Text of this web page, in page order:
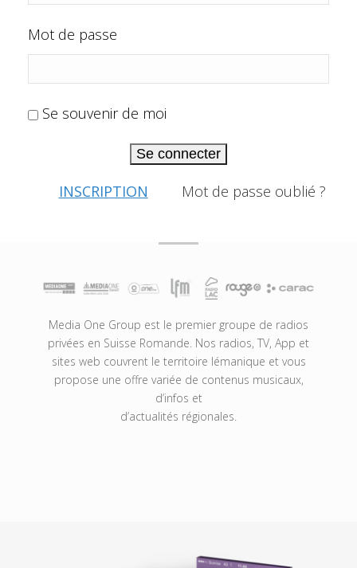
Mot de passe
Se souvenir de moi
Se connecter
INSCRIPTION Mot de passe oublié ?
Media One Group est le premier groupe de radios
privées en Suisse Romande. Nos radios, TV, App et
sites web couvrent le territoire lémanique et vous
propose une offre variée de contenus musicaux,
d’infos et
d’actualités régionales.